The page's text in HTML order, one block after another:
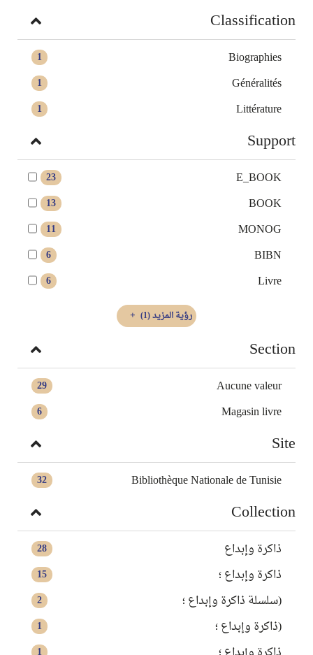
Classification
1 Biographies
1 Généralités
1 Littérature
Support
23 E_BOOK
13 BOOK
11 MONOG
6 BIBN
6 Livre
رؤية المزيد(1)
Section
29 Aucune valeur
6 Magasin livre
Site
32 Bibliothèque Nationale de Tunisie
Collection
28 ذاكرة وإبداع
15 ذاكرة وإبداع ؛
2 (سلسلة ذاكرة وإبداع ؛
1 (ذاكرة وإبداع ؛
1